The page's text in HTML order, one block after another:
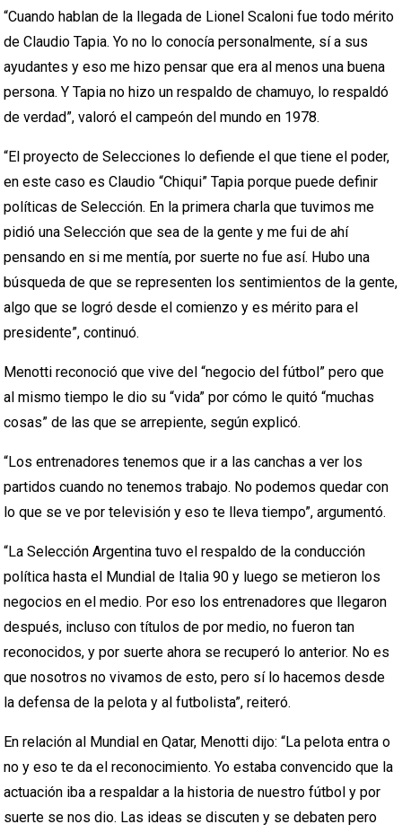
“Cuando hablan de la llegada de Lionel Scaloni fue todo mérito
de Claudio Tapia. Yo no lo conocía personalmente, sí a sus
ayudantes y eso me hizo pensar que era al menos una buena
persona. Y Tapia no hizo un respaldo de chamuyo, lo respaldó
de verdad”, valoró el campeón del mundo en 1978.
“El proyecto de Selecciones lo defiende el que tiene el poder,
en este caso es Claudio “Chiqui” Tapia porque puede definir
políticas de Selección. En la primera charla que tuvimos me
pidió una Selección que sea de la gente y me fui de ahí
pensando en si me mentía, por suerte no fue así. Hubo una
búsqueda de que se representen los sentimientos de la gente,
algo que se logró desde el comienzo y es mérito para el
presidente”, continuó.
Menotti reconoció que vive del “negocio del fútbol” pero que
al mismo tiempo le dio su “vida” por cómo le quitó “muchas
cosas” de las que se arrepiente, según explicó.
“Los entrenadores tenemos que ir a las canchas a ver los
partidos cuando no tenemos trabajo. No podemos quedar con
lo que se ve por televisión y eso te lleva tiempo”, argumentó.
“La Selección Argentina tuvo el respaldo de la conducción
política hasta el Mundial de Italia 90 y luego se metieron los
negocios en el medio. Por eso los entrenadores que llegaron
después, incluso con títulos de por medio, no fueron tan
reconocidos, y por suerte ahora se recuperó lo anterior. No es
que nosotros no vivamos de esto, pero sí lo hacemos desde
la defensa de la pelota y al futbolista”, reiteró.
En relación al Mundial en Qatar, Menotti dijo: “La pelota entra o
no y eso te da el reconocimiento. Yo estaba convencido que la
actuación iba a respaldar a la historia de nuestro fútbol y por
suerte se nos dio. Las ideas se discuten y se debaten pero